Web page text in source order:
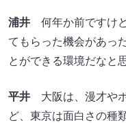
浦井 何年か前ですけ
てもらった機会があっ
とができる環境だなと
平井 大阪は、漫才や
ど、東京は面白さの種